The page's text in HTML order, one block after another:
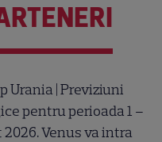
Urania | Previziuni
pentru perioada 1 –
2026. Venus va intra